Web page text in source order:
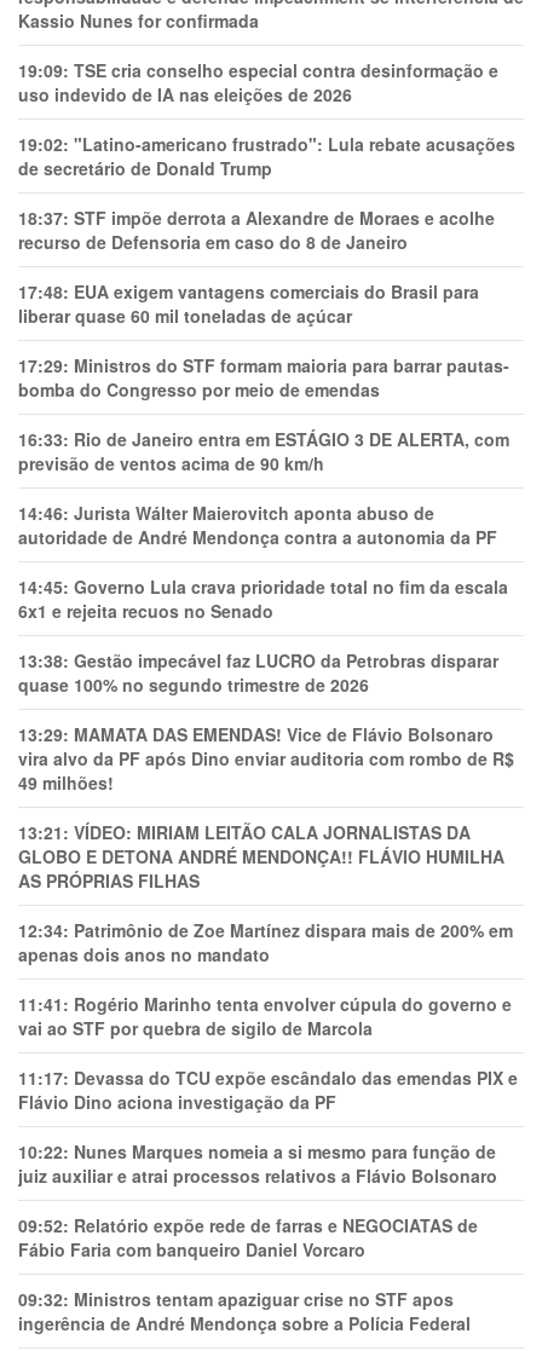
Kassio Nunes for confirmada
19:09: TSE cria conselho especial contra desinformação e
uso indevido de IA nas eleições de 2026
19:02: "Latino-americano frustrado": Lula rebate acusações
de secretário de Donald Trump
18:37: STF impõe derrota a Alexandre de Moraes e acolhe
recurso de Defensoria em caso do 8 de Janeiro
17:48: EUA exigem vantagens comerciais do Brasil para
liberar quase 60 mil toneladas de açúcar
17:29: Ministros do STF formam maioria para barrar pautas-
bomba do Congresso por meio de emendas
16:33: Rio de Janeiro entra em ESTÁGIO 3 DE ALERTA, com
previsão de ventos acima de 90 km/h
14:46: Jurista Wálter Maierovitch aponta abuso de
autoridade de André Mendonça contra a autonomia da PF
14:45: Governo Lula crava prioridade total no fim da escala
6x1 e rejeita recuos no Senado
13:38: Gestão impecável faz LUCRO da Petrobras disparar
quase 100% no segundo trimestre de 2026
13:29: MAMATA DAS EMENDAS! Vice de Flávio Bolsonaro
vira alvo da PF após Dino enviar auditoria com rombo de R$
49 milhões!
13:21: VÍDEO: MIRIAM LEITÃO CALA JORNALISTAS DA
GLOBO E DETONA ANDRÉ MENDONÇA!! FLÁVIO HUMILHA
AS PRÓPRIAS FILHAS
12:34: Patrimônio de Zoe Martínez dispara mais de 200% em
apenas dois anos no mandato
11:41: Rogério Marinho tenta envolver cúpula do governo e
vai ao STF por quebra de sigilo de Marcola
11:17: Devassa do TCU expõe escândalo das emendas PIX e
Flávio Dino aciona investigação da PF
10:22: Nunes Marques nomeia a si mesmo para função de
juiz auxiliar e atrai processos relativos a Flávio Bolsonaro
09:52: Relatório expõe rede de farras e NEGOCIATAS de
Fábio Faria com banqueiro Daniel Vorcaro
09:32: Ministros tentam apaziguar crise no STF apos
ingerência de André Mendonça sobre a Polícia Federal